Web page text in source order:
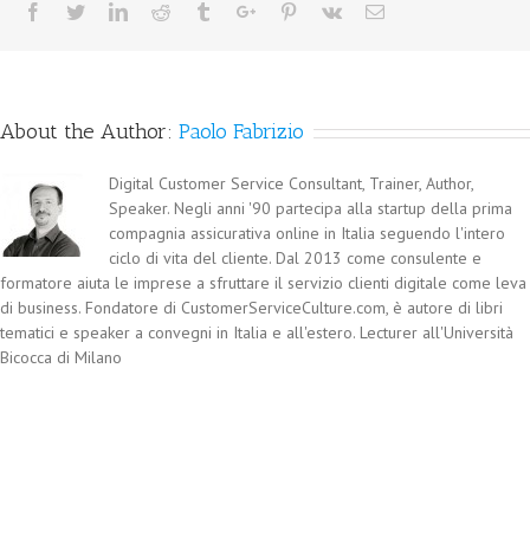
Facebook
TwitterLinkedinReddit TumblrGoogle+Pinterest
Vk Email
About the Author: Paolo Fabrizio
Digital Customer Service Consultant, Trainer, Author,
Speaker. Negli anni '90 partecipa alla startup della prima
compagnia assicurativa online in Italia seguendo l'intero
ciclo di vita del cliente. Dal 2013 come consulente e
formatore aiuta le imprese a sfruttare il servizio clienti digitale come leva
di business. Fondatore di CustomerServiceCulture.com, è autore di libri
tematici e speaker a convegni in Italia e all'estero. Lecturer all'Università
Bicocca di Milano